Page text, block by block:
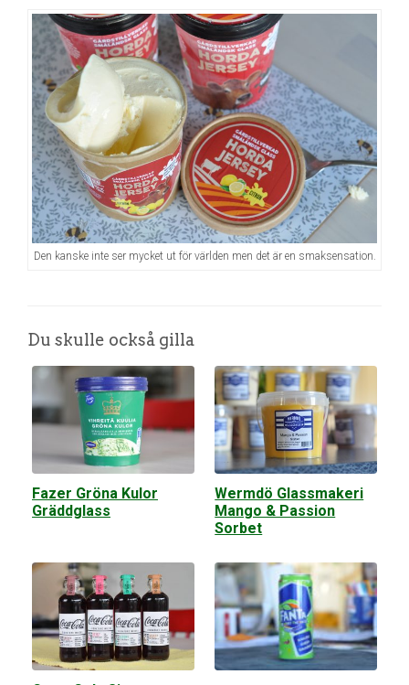
Den kanske inte ser mycket ut för världen men det är en smaksensation.
Du skulle också gilla
Fazer Gröna Kulor
Gräddglass
Wermdö Glassmakeri
Mango & Passion
Sorbet